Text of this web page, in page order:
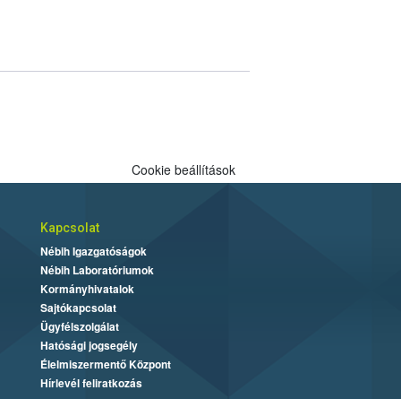
Cookie beállítások
Kapcsolat
Nébih Igazgatóságok
Nébih Laboratóriumok
Kormányhivatalok
Sajtókapcsolat
Ügyfélszolgálat
Hatósági jogsegély
Élelmiszermentő Központ
Hírlevél feliratkozás